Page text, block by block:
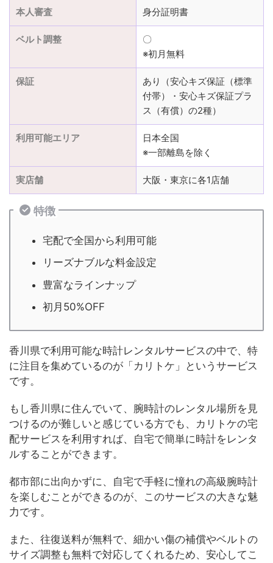
本人審査 身分証明書
ベルト調整
〇
※初月無料
保証
あり（安心キズ保証（標準
付帯）・安心キズ保証プラ
ス（有償）の2種）
利用可能エリア
日本全国
※一部離島を除く
実店舗 大阪・東京に各1店舗
特徴
宅配で全国から利用可能
リーズナブルな料金設定
豊富なラインナップ
初月50%OFF
香川県で利用可能な時計レンタルサービスの中で、特
に注目を集めているのが「カリトケ」というサービス
です。
もし香川県に住んでいて、腕時計のレンタル場所を見
つけるのが難しいと感じている方でも、カリトケの宅
配サービスを利用すれば、自宅で簡単に時計をレンタ
ルすることができます。
都市部に出向かずに、自宅で手軽に憧れの高級腕時計
を楽しむことができるのが、このサービスの大きな魅
力です。
また、往復送料が無料で、細かい傷の補償やベルトの
サイズ調整も無料で対応してくれるため、安心してこ